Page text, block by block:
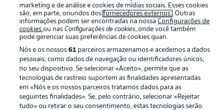
Publicidade Avisos legais
Gerir preferências Aviso de privacidade
Termos de uso Trabalhe conosco
Marca Contato
Jogadores
marketing e de análise e cookies de mídias sociais. Esses cookies
são, em parte, oriundos dosfornecedores externos . Outras
informações podem ser encontradas na nossaConfigurações de
cookiesou nasConfigurações de cookies, onde você também
pode gerenciar suas preferências de cookies quan.
Nós e os nossos61 parceiros armazenamos e acedemos a dados
pessoais, como dados de navegação ou identificadores únicos,
no seu dispositivo. Se selecionar «Aceito», permite que as
tecnologias de rastreio suportem as finalidades apresentadas
em «Nós e os nossos parceiros tratamos dados para as
seguintes finalidades». Se, pelo contrário, selecionar «Rejeitar
tudo» ou retirar o seu consentimento, estas tecnologias serão